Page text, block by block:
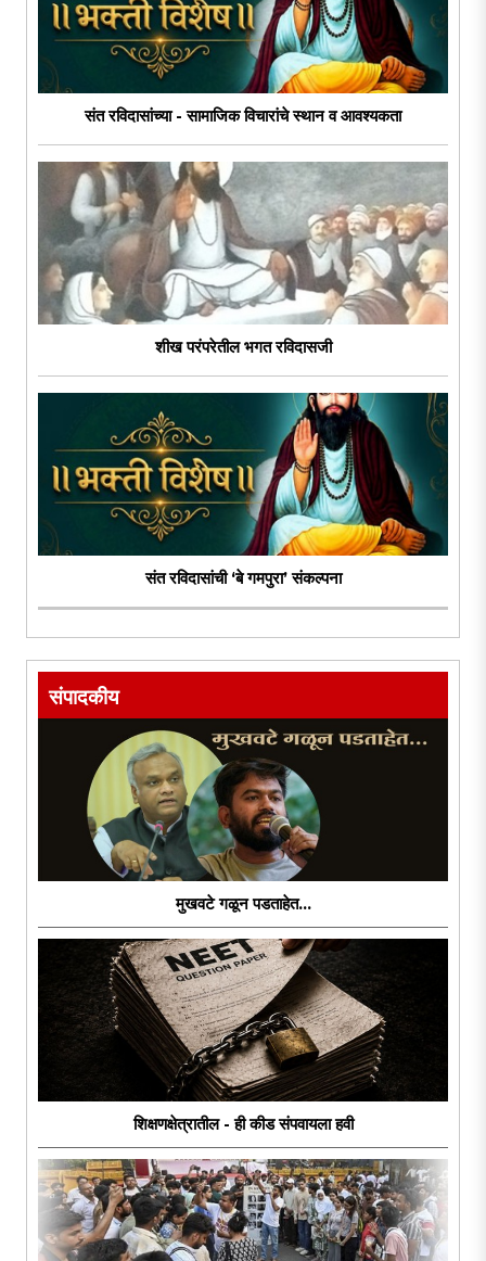
संत रविदासांच्या - सामाजिक विचारांचे स्थान व आवश्यकता
शीख परंपरेतील भगत रविदासजी
संत रविदासांची ‘बे गमपुरा’ संकल्पना
संपादकीय
मुखवटे गळून पडताहेत...
शिक्षणक्षेत्रातील - ही कीड संपवायला हवी